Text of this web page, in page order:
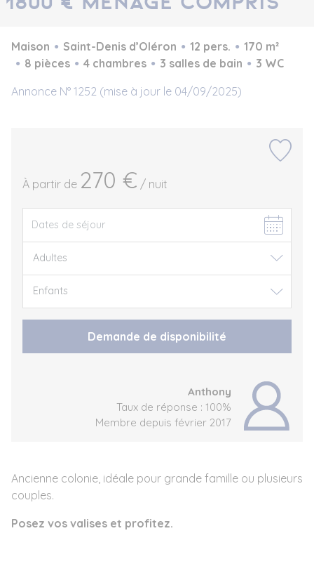
Maison Saint-Denis d’Oléron 12 pers.
170 m²
8 pièces
4 chambres 3 salles de bain
3 WC
Annonce N° 1252 (mise à jour le 04/09/2025)
À partir de 270 € / nuit
Demande de disponibilité
Anthony
Taux de réponse : 100%
Membre depuis février 2017
Ancienne colonie, idéale pour grande famille ou plusieurs
couples.
Posez vos valises et profitez.